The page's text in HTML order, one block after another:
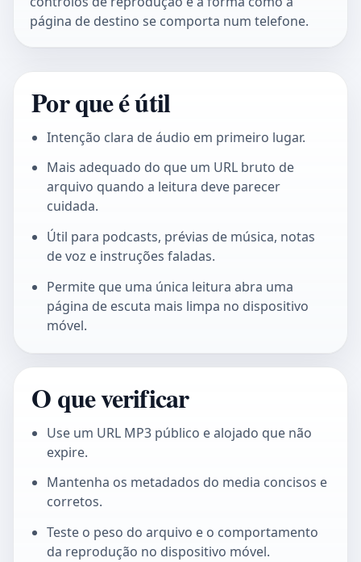
página de destino se comporta num telefone.
Por que é útil
Intenção clara de áudio em primeiro lugar.
Mais adequado do que um URL bruto de
arquivo quando a leitura deve parecer
cuidada.
Útil para podcasts, prévias de música, notas
de voz e instruções faladas.
Permite que uma única leitura abra uma
página de escuta mais limpa no dispositivo
móvel.
O que verificar
Use um URL MP3 público e alojado que não
expire.
Mantenha os metadados do media concisos e
corretos.
Teste o peso do arquivo e o comportamento
da reprodução no dispositivo móvel.